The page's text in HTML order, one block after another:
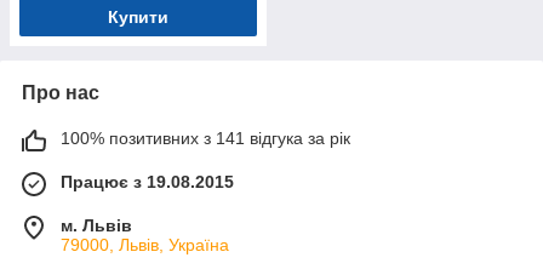
Купити
Про нас
100% позитивних з 141 відгука за рік
Працює з 19.08.2015
м. Львів
79000, Львів, Україна